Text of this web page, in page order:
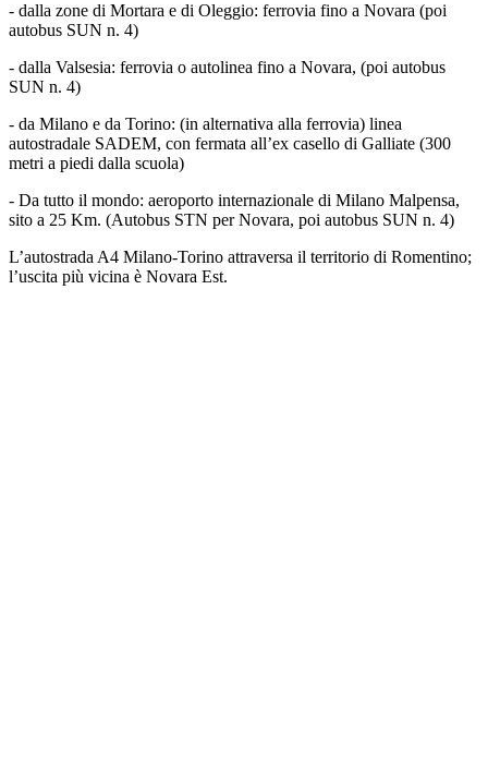
- dalla zone di Mortara e di Oleggio: ferrovia fino a Novara (poi
autobus SUN n. 4)
- dalla Valsesia: ferrovia o autolinea fino a Novara, (poi autobus
SUN n. 4)
- da Milano e da Torino: (in alternativa alla ferrovia) linea
autostradale SADEM, con fermata all’ex casello di Galliate (300
metri a piedi dalla scuola)
- Da tutto il mondo: aeroporto internazionale di Milano Malpensa,
sito a 25 Km. (Autobus STN per Novara, poi autobus SUN n. 4)
L’autostrada A4 Milano-Torino attraversa il territorio di Romentino;
l’uscita più vicina è Novara Est.